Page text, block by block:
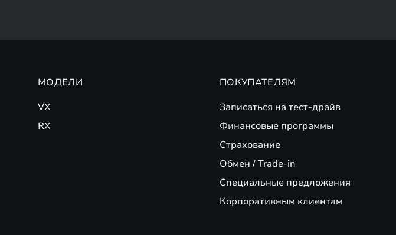
МОДЕЛИ
VX
RX
ПОКУПАТЕЛЯМ
Записаться на тест-драйв
Финансовые программы
Страхование
Обмен / Trade-in
Специальные предложения
Корпоративным клиентам